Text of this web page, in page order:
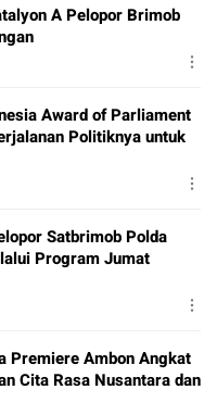
A Pelopor Brimob
Award of Parliament
Politiknya untuk
Satbrimob Polda
Program Jumat
Premiere Ambon Angkat
Cita Rasa Nusantara dan